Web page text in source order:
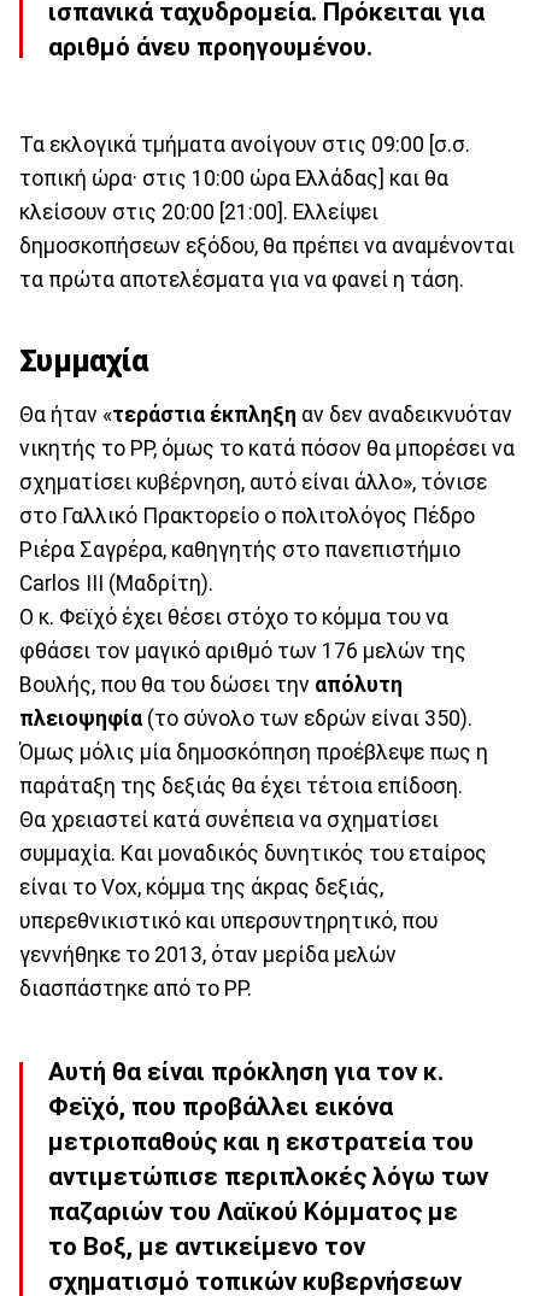
ισπανικά ταχυδρομεία. Πρόκειται για
αριθμό άνευ προηγουμένου.
Τα εκλογικά τμήματα ανοίγουν στις 09:00 [σ.σ.
τοπική ώρα· στις 10:00 ώρα Ελλάδας] και θα
κλείσουν στις 20:00 [21:00]. Ελλείψει
δημοσκοπήσεων εξόδου, θα πρέπει να αναμένονται
τα πρώτα αποτελέσματα για να φανεί η τάση.
Συμμαχία
Θα ήταν «τεράστια έκπληξη αν δεν αναδεικνυόταν
νικητής το PP, όμως το κατά πόσον θα μπορέσει να
σχηματίσει κυβέρνηση, αυτό είναι άλλο», τόνισε
στο Γαλλικό Πρακτορείο ο πολιτολόγος Πέδρο
Ριέρα Σαγρέρα, καθηγητής στο πανεπιστήμιο
Carlos III (Μαδρίτη).
Ο κ. Φεϊχό έχει θέσει στόχο το κόμμα του να
φθάσει τον μαγικό αριθμό των 176 μελών της
Βουλής, που θα του δώσει την απόλυτη
πλειοψηφία (το σύνολο των εδρών είναι 350).
Όμως μόλις μία δημοσκόπηση προέβλεψε πως η
παράταξη της δεξιάς θα έχει τέτοια επίδοση.
Θα χρειαστεί κατά συνέπεια να σχηματίσει
συμμαχία. Και μοναδικός δυνητικός του εταίρος
είναι το Vox, κόμμα της άκρας δεξιάς,
υπερεθνικιστικό και υπερσυντηρητικό, που
γεννήθηκε το 2013, όταν μερίδα μελών
διασπάστηκε από το PP.
Αυτή θα είναι πρόκληση για τον κ.
Φεϊχό, που προβάλλει εικόνα
μετριοπαθούς και η εκστρατεία του
αντιμετώπισε περιπλοκές λόγω των
παζαριών του Λαϊκού Κόμματος με
το Βοξ, με αντικείμενο τον
σχηματισμό τοπικών κυβερνήσεων